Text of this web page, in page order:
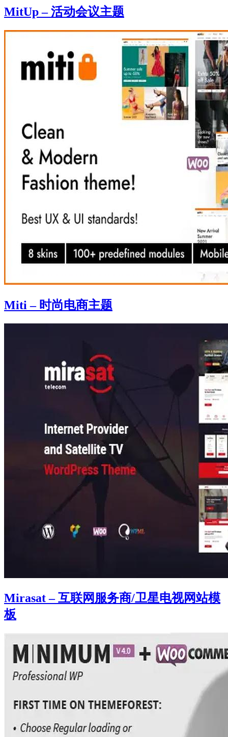
MitUp – 活动会议主题
Miti – 时尚电商主题
Mirasat – 互联网服务商/卫星电视网站模
板